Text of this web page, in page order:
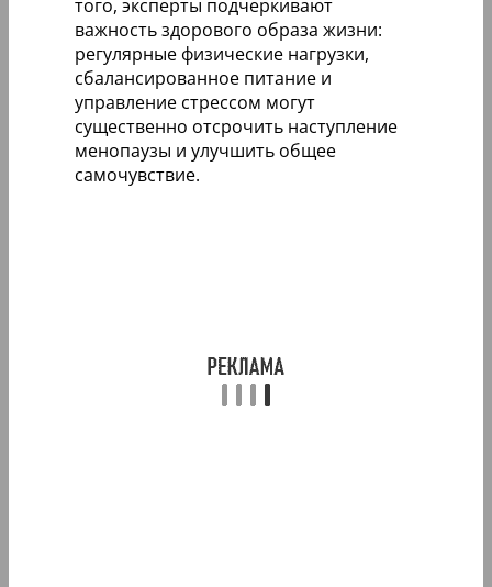
того, эксперты подчеркивают
важность здорового образа жизни:
регулярные физические нагрузки,
сбалансированное питание и
управление стрессом могут
существенно отсрочить наступление
менопаузы и улучшить общее
самочувствие.